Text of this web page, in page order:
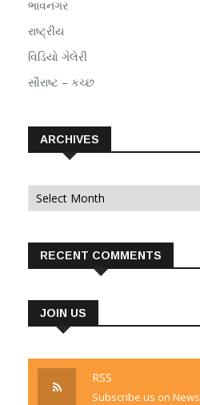
ભાવનગર
રાષ્ટ્રીય
વિડિયો ગેલેરી
સૌરાષ્ટ – કચ્છ
ARCHIVES
Archives
RECENT COMMENTS
JOIN US
RSS
Subscribe us on News